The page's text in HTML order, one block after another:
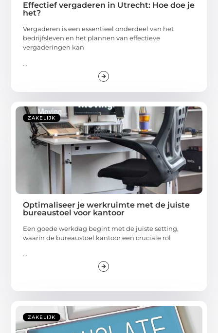
Effectief vergaderen in Utrecht: Hoe doe je
het?
Vergaderen is een essentieel onderdeel van het
bedrijfsleven en het plannen van effectieve
vergaderingen kan
...
ZAKELIJK
Optimaliseer je werkruimte met de juiste
bureaustoel voor kantoor
Een goede werkdag begint met de juiste setting,
waarin de bureaustoel kantoor een cruciale rol
...
ZAKELIJK